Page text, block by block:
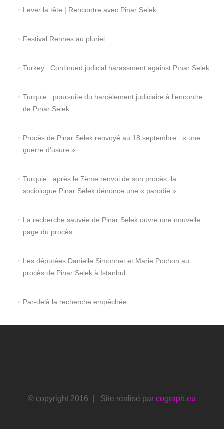
Lever la tête | Rencontre avec Pinar Selek
Festival Rennes au pluriel
Turkey : Continued judicial harassment against Pınar Selek
Turquie : poursuite du harcèlement judiciaire à l’encontre
de Pınar Selek
Procès de Pinar Selek renvoyé au 18 septembre : « une
guerre d’usure »
Turquie : après le 7ème renvoi de son procès, la
sociologue Pinar Selek dénonce une « parodie »
La recherche sauvée de Pinar Selek ouvre une nouvelle
page du procès
Les députées Danielle Simonnet et Marie Pochon au
procès de Pinar Selek à Istanbul
Par-delà la recherche empêchée
© copyright 2016 | Site réalisé par cograph.eu